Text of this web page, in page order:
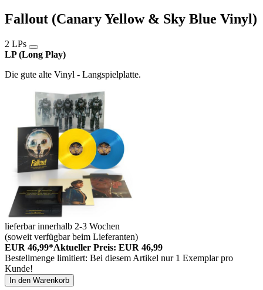
Fallout (Canary Yellow & Sky Blue Vinyl)
2 LPs
LP (Long Play)
Die gute alte Vinyl - Langspielplatte.
lieferbar innerhalb 2-3 Wochen
(soweit verfügbar beim Lieferanten)
EUR 46,99*Aktueller Preis: EUR 46,99
Bestellmenge limitiert: Bei diesem Artikel nur 1 Exemplar pro
Kunde!
In den Warenkorb